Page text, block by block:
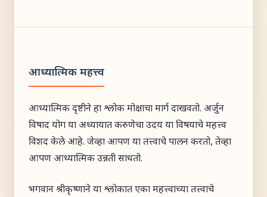
आध्यात्मिक महत्त्व
आध्यात्मिक दृष्टीने हा श्लोक मोक्षाचा मार्ग दाखवतो. अर्जुन
विषाद योग या अध्यायात करुणेचा उदय या विषयाचे महत्त्व
विशद केले आहे. जेव्हा आपण या तत्त्वाचे पालन करतो, तेव्हा
आपण आध्यात्मिक उन्नती साधतो.
भगवान श्रीकृष्णाने या श्लोकात एका महत्त्वाच्या तत्त्वाचे